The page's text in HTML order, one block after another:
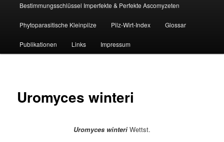
Bestimmungsschlüssel Imperfekte & Perfekte Ascomyzeten
Phytoparasitische Kleinpilze Pilz-Wirt-Index Glossar
Publikationen Links Impressum
Uromyces winteri
Uromyces winteri Wettst.